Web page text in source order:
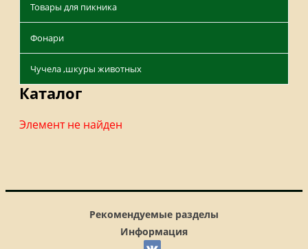
Товары для пикника
Фонари
Чучела ,шкуры животных
Каталог
Элемент не найден
Рекомендуемые разделы
Информация